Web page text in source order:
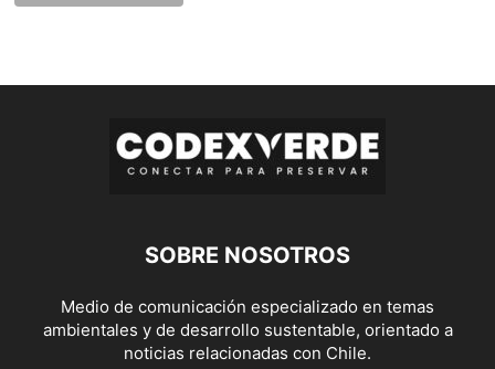
SOBRE NOSOTROS
Medio de comunicación especializado en temas
ambientales y de desarrollo sustentable, orientado a
noticias relacionadas con Chile.